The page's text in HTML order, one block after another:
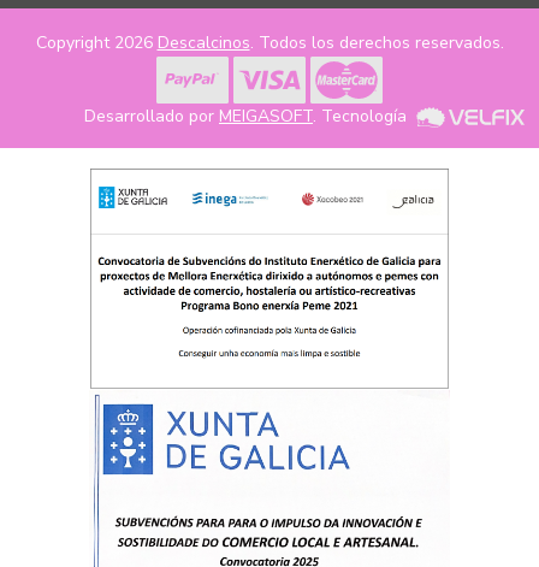
Copyright 2026 Descalcinos. Todos los derechos reservados.
Desarrollado por MEIGASOFT. Tecnología